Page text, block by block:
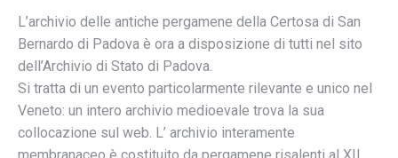
L’archivio delle antiche pergamene della Certosa di San
Bernardo di Padova è ora a disposizione di tutti nel sito
dell’Archivio di Stato di Padova.
Si tratta di un evento particolarmente rilevante e unico nel
Veneto: un intero archivio medioevale trova la sua
collocazione sul web. L’ archivio interamente